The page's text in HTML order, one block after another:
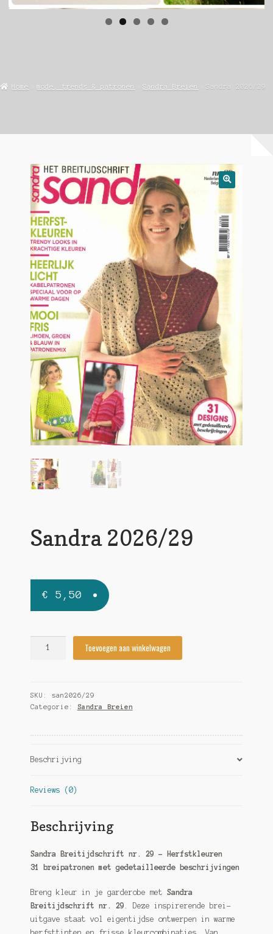
Home mode, trends & patronen Sandra Breien Sandra 2026/29
Sandra 2026/29
€ 5,50
Toevoegen aan winkelwagen
SKU: san2026/29
Categorie: Sandra Breien
Beschrijving
Reviews (0)
Beschrijving
Sandra Breitijdschrift nr. 29 – Herfstkleuren
31 breipatronen met gedetailleerde beschrijvingen
Breng kleur in je garderobe met Sandra
Breitijdschrift nr. 29 . Deze inspirerende brei-
uitgave staat vol eigentijdse ontwerpen in warme